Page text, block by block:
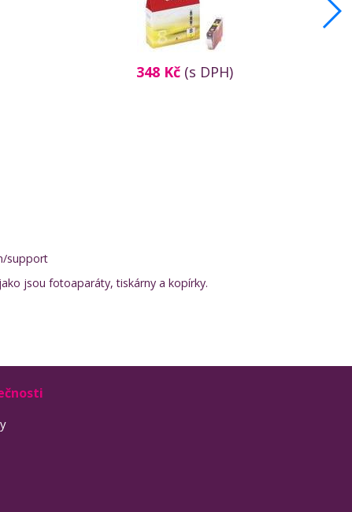
348 Kč(s DPH)
support
jsou fotoaparáty, tiskárny a kopírky.